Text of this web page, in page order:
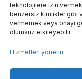
teknolojilere izin
benzersiz kimlikler gibi
vermemek veya onayı
olumsuz etkileyebilir.
Hizmetleri yönetin